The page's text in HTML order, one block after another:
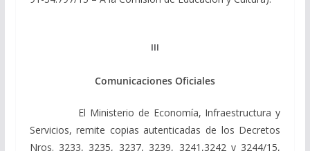
III
Comunicaciones Oficiales
El Ministerio de Economía, Infraestructura y
Servicios, remite copias autenticadas de los Decretos
Nros. 3233, 3235, 3237, 3239, 3241,3242 y 3244/15,